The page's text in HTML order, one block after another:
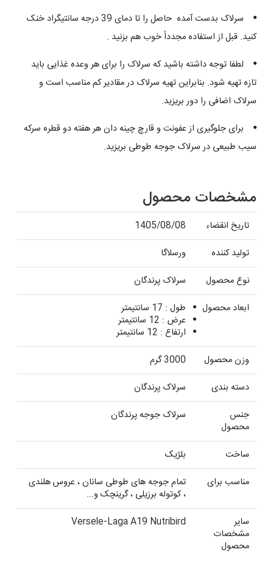
سرلاک بدست آمده حاصل را تا دمای 39 درجه سانتیگراد خنک
کنید. قبل از استفاده مجدداً خوب هم بزنید .
لطفا توجه داشته باشید که سرلاک را برای هر وعده غذایی باید
تازه تهیه شود. بنابراین تهیه سرلاک در مقادیر کم مناسب است و
سرلاک اضافی را دور بریزید.
برای جلوگیری از عفونت و قارچ چینه دان هر هفته دو قطره سرکه
سیب طبیعی در سرلاک جوجه طوطی بریزید.
مشخصات محصول
تاریخ انقضاء
1405/08/08
تولید کننده
ورسلاگا
نوع محصول
سرلاک پرندگان
ابعاد محصول
طول : 17 سانتیمتر
عرض : 12 سانتیمتر
ارتفاع : 12 سانتیمتر
وزن محصول
3000 گرم
دسته بندی
سرلاک پرندگان
جنس
محصول
سرلاک جوجه پرندگان
ساخت
بلژیک
مناسب برای
تمام جوجه های طوطی سانان ، عروس هلندی
، کوتوله برزیلی ، گرینچک و...
سایر
مشخصات
محصول
Versele-Laga A19 Nutribird